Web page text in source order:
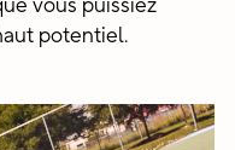
potentiel.